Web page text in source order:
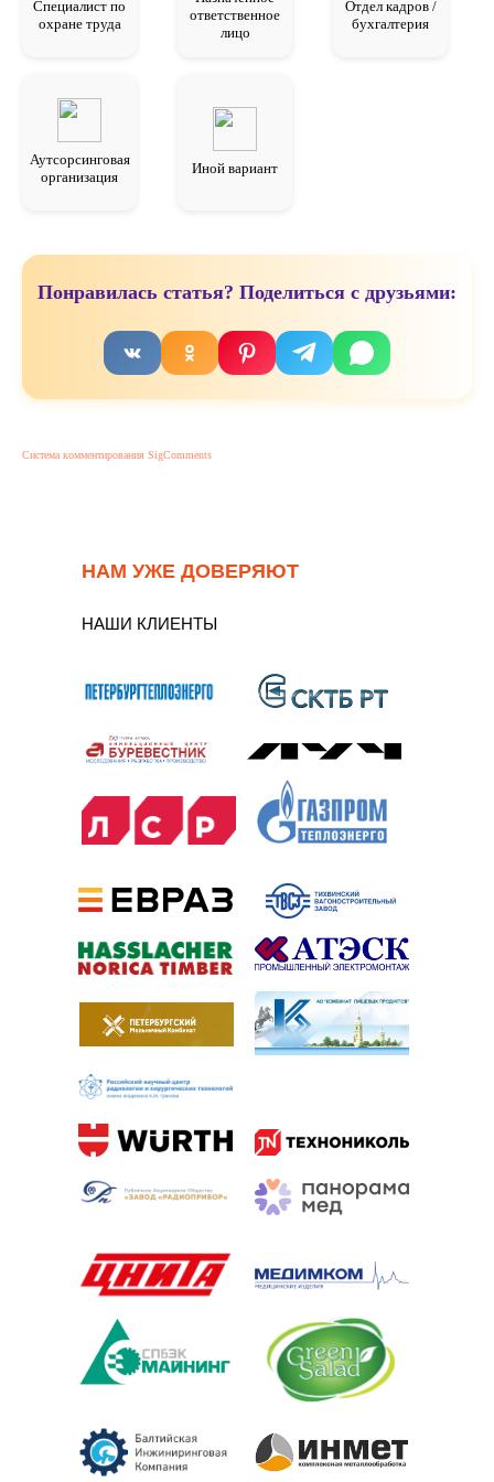
Специалист по
охране труда
ответственное
лицо
Отдел кадров /
бухгалтерия
Аутсорсинговая
организация
Иной вариант
Понравилась статья? Поделиться с друзьями:
Система комментирования SigComments
НАМ УЖЕ ДОВЕРЯЮТ
НАШИ КЛИЕНТЫ